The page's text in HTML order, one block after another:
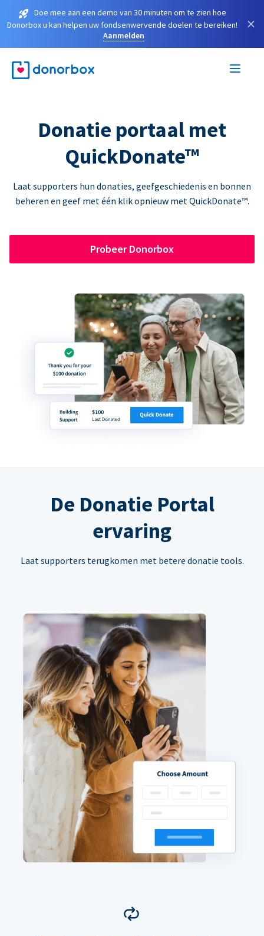
Doe mee aan een demo van 30 minuten om te zien hoe
Donorbox u kan helpen uw fondsenwervende doelen te bereiken!
Aanmelden
×
Donatie portaal met
QuickDonate™
Laat supporters hun donaties, geefgeschiedenis en bonnen
beheren en geef met één klik opnieuw met QuickDonate™.
Probeer Donorbox
De Donatie Portal
ervaring
Laat supporters terugkomen met betere donatie tools.